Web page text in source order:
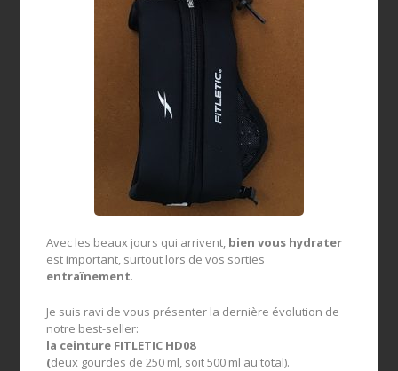
Avec les beaux jours qui arrivent, bien vous hydrater
est important, surtout lors de vos sorties
entraînement.
Je suis ravi de vous présenter la dernière évolution de
notre best-seller:
la ceinture FITLETIC HD08
(deux gourdes de 250 ml, soit 500 ml au total).